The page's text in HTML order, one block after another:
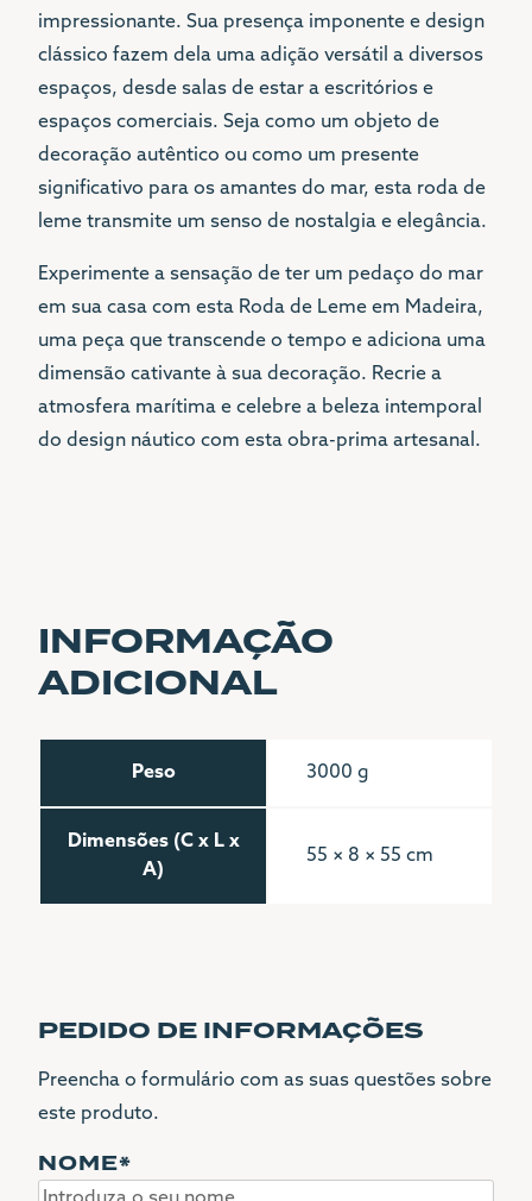
impressionante. Sua presença imponente e design
clássico fazem dela uma adição versátil a diversos
espaços, desde salas de estar a escritórios e
espaços comerciais. Seja como um objeto de
decoração autêntico ou como um presente
significativo para os amantes do mar, esta roda de
leme transmite um senso de nostalgia e elegância.
Experimente a sensação de ter um pedaço do mar
em sua casa com esta Roda de Leme em Madeira,
uma peça que transcende o tempo e adiciona uma
dimensão cativante à sua decoração. Recrie a
atmosfera marítima e celebre a beleza intemporal
do design náutico com esta obra-prima artesanal.
INFORMAÇÃO
ADICIONAL
Peso 3000 g
Dimensões (C x L x
A)
55 × 8 × 55 cm
PEDIDO DE INFORMAÇÕES
Preencha o formulário com as suas questões sobre
este produto.
NOME*